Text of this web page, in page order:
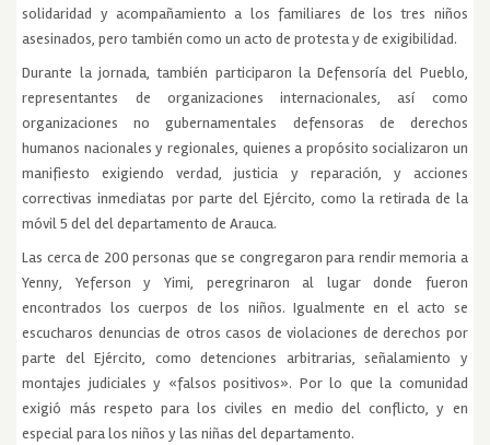
solidaridad y acompañamiento a los familiares de los tres niños
asesinados, pero también como un acto de protesta y de exigibilidad.
Durante la jornada, también participaron la Defensoría del Pueblo,
representantes de organizaciones internacionales, así como
organizaciones no gubernamentales defensoras de derechos
humanos nacionales y regionales, quienes a propósito socializaron un
manifiesto exigiendo verdad, justicia y reparación, y acciones
correctivas inmediatas por parte del Ejército, como la retirada de la
móvil 5 del del departamento de Arauca.
Las cerca de 200 personas que se congregaron para rendir memoria a
Yenny, Yeferson y Yimi, peregrinaron al lugar donde fueron
encontrados los cuerpos de los niños. Igualmente en el acto se
escucharos denuncias de otros casos de violaciones de derechos por
parte del Ejército, como detenciones arbitrarias, señalamiento y
montajes judiciales y «falsos positivos». Por lo que la comunidad
exigió más respeto para los civiles en medio del conflicto, y en
especial para los niños y las niñas del departamento.